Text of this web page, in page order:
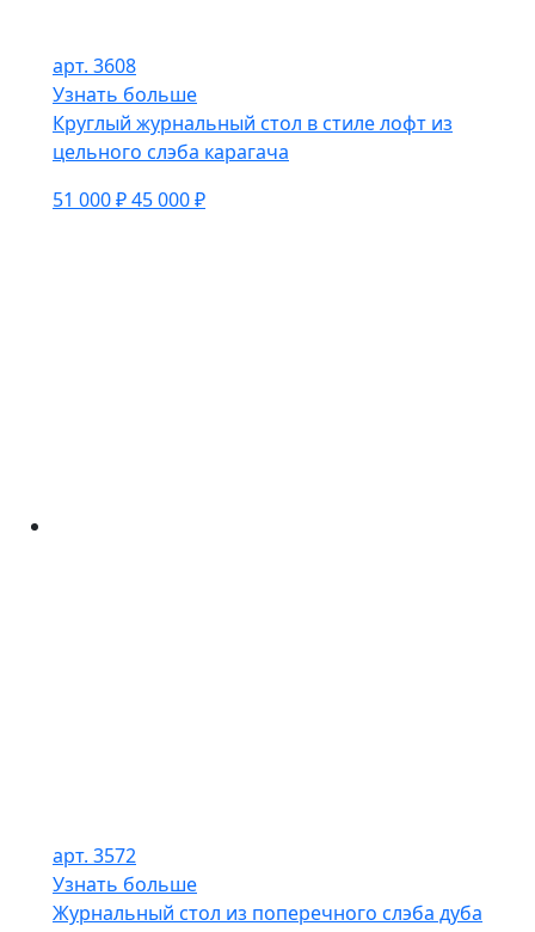
арт. 3608
Узнать больше
Круглый журнальный стол в стиле лофт из
цельного слэба карагача
51 000 ₽45 000 ₽
арт. 3572
Узнать больше
Журнальный стол из поперечного слэба дуба